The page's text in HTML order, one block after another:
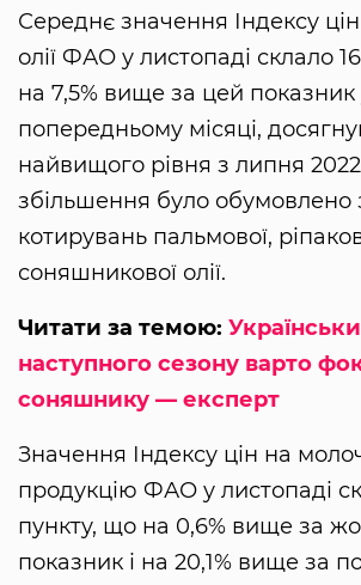
Середнє значення Індексу
олії ФАО у листопаді склало
на 7,5% вище за цей показник
попередньому місяці,
найвищого рівня з липня
збільшення було обумовлено
котирувань пальмової,
соняшникової олії.
Читати за темою:
наступного сезону варто
соняшнику — експерт
Значення Індексу цін на
продукцію ФАО у листопаді
пункту, що на 0,6% вище за
показник і на 20,1% вище за